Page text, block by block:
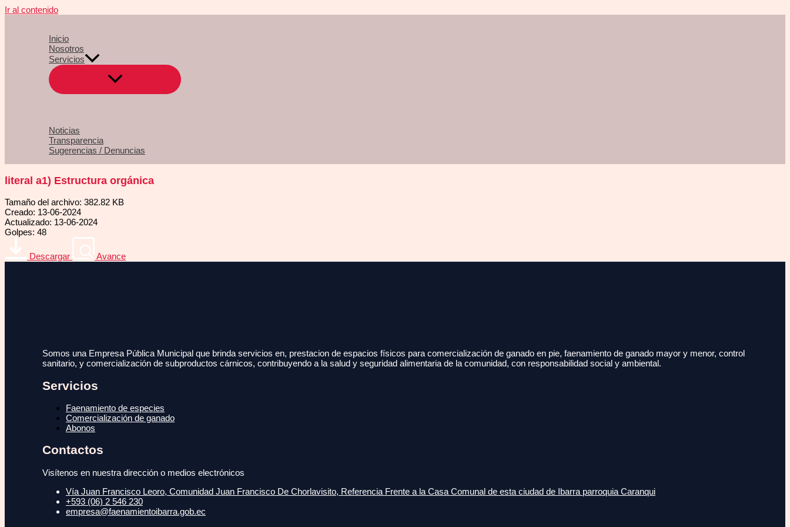
Ir al contenido
Inicio
Nosotros
Servicios
Noticias
Transparencia
Sugerencias / Denuncias
literal a1) Estructura orgánica
Tamaño del archivo: 382.82 KB
Creado: 13-06-2024
Actualizado: 13-06-2024
Golpes: 48
Descargar Avance
Somos una Empresa Pública Municipal que brinda servicios en, prestacion de espacios físicos para comercialización de ganado en pie, faenamiento de ganado mayor y menor, control
sanitario, y comercialización de subproductos cárnicos, contribuyendo a la salud y seguridad alimentaria de la comunidad, con responsabilidad social y ambiental.
Servicios
Faenamiento de especies
Comercialización de ganado
Abonos
Contactos
Visítenos en nuestra dirección o medios electrónicos
Vía Juan Francisco Leoro, Comunidad Juan Francisco De Chorlavisito, Referencia Frente a la Casa Comunal de esta ciudad de Ibarra parroquia Caranqui
+593 (06) 2 546 230
empresa@faenamientoibarra.gob.ec